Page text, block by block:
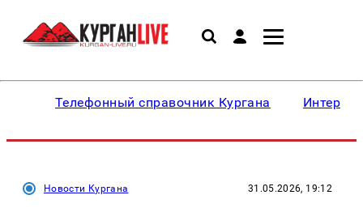
Телефонный справочник Кургана
Новости Кургана 31.05.2026, 19:12